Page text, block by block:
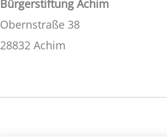
Bürgerstiftung Achim
Obernstraße 38
28832 Achim